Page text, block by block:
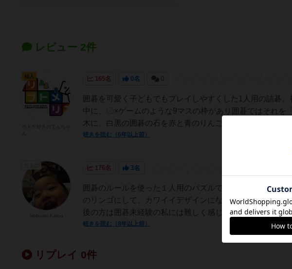
レビュー 2件
165名 0名 0
囲碁を可愛く子どもでもプレイしやすくした1人用の詰碁
中に、〇×ゲームのような9マスの枠があり囲碁ではそれを
木に、白黒の囲碁の石を赤と青のりんごに変えて親しみや
続きを読む（6年以上前）
仙人
176名 3名
囲碁のルールを使った１人用のパズルで、簡単にいうと、
のリンゴにして、カワイイデザインになっています。なお
後の方は囲碁未経験の私には難しく感じられました。また
続きを読む（8年以上前）
リプレイ 0件